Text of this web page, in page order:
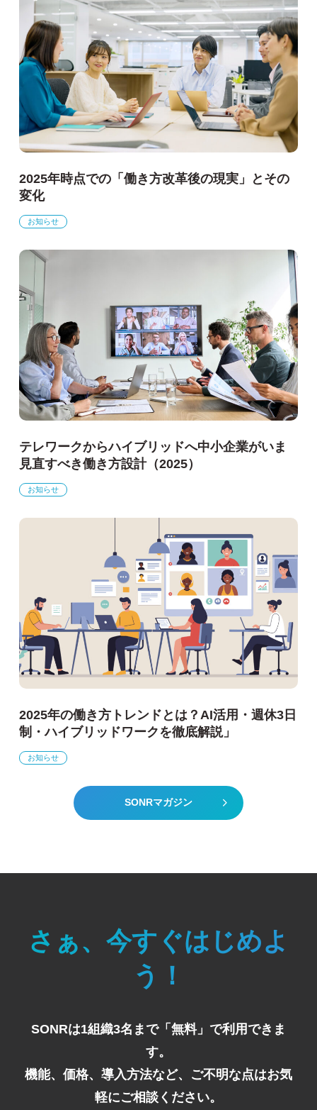
2025年時点での「働き方改革後の現実」とその
変化
お知らせ
テレワークからハイブリッドへ中小企業がいま
見直すべき働き方設計（2025）
お知らせ
2025年の働き方トレンドとは？AI活用・週休3日
制・ハイブリッドワークを徹底解説」
お知らせ
SONRマガジン
さぁ、今すぐはじめよ
う！
SONRは1組織3名まで「無料」で利用できま
す。
機能、価格、導入方法など、ご不明な点はお気
軽にご相談ください。